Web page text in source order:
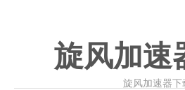
旋风加速
旋风加速器下